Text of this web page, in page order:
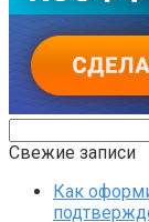
Свежие записи
Как